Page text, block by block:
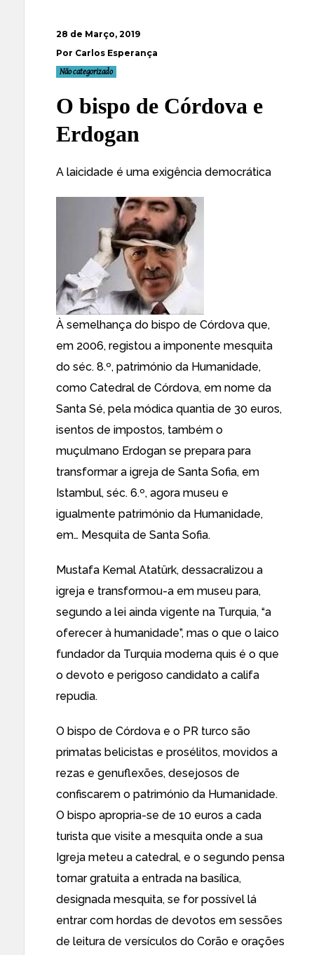
28 de Março, 2019
Por Carlos Esperança
Não categorizado
O bispo de Córdova e
Erdogan
A laicidade é uma exigência democrática
À semelhança do bispo de Córdova que,
em 2006, registou a imponente mesquita
do séc. 8.º, património da Humanidade,
como Catedral de Córdova, em nome da
Santa Sé, pela módica quantia de 30 euros,
isentos de impostos, também o
muçulmano Erdogan se prepara para
transformar a igreja de Santa Sofia, em
Istambul, séc. 6.º, agora museu e
igualmente património da Humanidade,
em… Mesquita de Santa Sofia.
Mustafa Kemal Atatürk, dessacralizou a
igreja e transformou-a em museu para,
segundo a lei ainda vigente na Turquia, “a
oferecer à humanidade”, mas o que o laico
fundador da Turquia moderna quis é o que
o devoto e perigoso candidato a califa
repudia.
O bispo de Córdova e o PR turco são
primatas belicistas e prosélitos, movidos a
rezas e genuflexões, desejosos de
confiscarem o património da Humanidade.
O bispo apropria-se de 10 euros a cada
turista que visite a mesquita onde a sua
Igreja meteu a catedral, e o segundo pensa
tornar gratuita a entrada na basílica,
designada mesquita, se for possível lá
entrar com hordas de devotos em sessões
de leitura de versículos do Corão e orações